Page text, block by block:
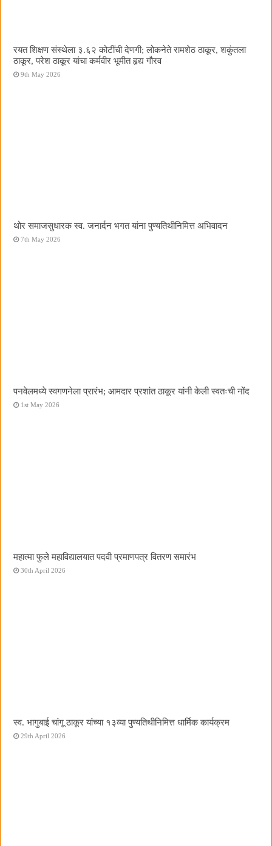
रयत शिक्षण संस्थेला ३.६२ कोटींची देणगी; लोकनेते रामशेठ ठाकूर, शकुंतला
ठाकूर, परेश ठाकूर यांचा कर्मवीर भूमीत हृद्य गौरव
9th May 2026
थोर समाजसुधारक स्व. जनार्दन भगत यांना पुण्यतिथीनिमित्त अभिवादन
7th May 2026
पनवेलमध्ये स्वगणनेला प्रारंभ; आमदार प्रशांत ठाकूर यांनी केली स्वतःची नोंद
1st May 2026
महात्मा फुले महाविद्यालयात पदवी प्रमाणपत्र वितरण समारंभ
30th April 2026
स्व. भागुबाई चांगू ठाकूर यांच्या १३व्या पुण्यतिथीनिमित्त धार्मिक कार्यक्रम
29th April 2026